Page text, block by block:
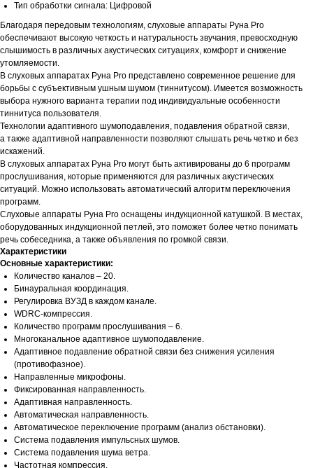
Тип обработки сигнала: Цифровой
Благодаря передовым технологиям, слуховые аппараты Руна Pro
обеспечивают высокую четкость и натуральность звучания, превосходную
слышимость в различных акустических ситуациях, комфорт и снижение
утомляемости.
В слуховых аппаратах Руна Pro представлено современное решение для
борьбы с субъективным ушным шумом (тиннитусом). Имеется возможность
выбора нужного варианта терапии под индивидуальные особенности
тиннитуса пользователя.
Технологии адаптивного шумоподавления, подавления обратной связи,
а также адаптивной направленности позволяют слышать речь четко и без
искажений.
В слуховых аппаратах Руна Pro могут быть активированы до 6 программ
прослушивания, которые применяются для различных акустических
ситуаций. Можно использовать автоматический алгоритм переключения
программ.
Слуховые аппараты Руна Pro оснащены индукционной катушкой. В местах,
оборудованных индукционной петлей, это поможет более четко понимать
речь собеседника, а также объявления по громкой связи.
Характеристики
Основные характеристики:
Количество каналов – 20.
Бинауральная координация.
Регулировка ВУЗД в каждом канале.
WDRC-компрессия.
Количество программ прослушивания – 6.
Многоканальное адаптивное шумоподавление.
Адаптивное подавление обратной связи без снижения усиления
(противофазное).
Направленные микрофоны.
Фиксированная направленность.
Адаптивная направленность.
Автоматическая направленность.
Автоматическое переключение программ (анализ обстановки).
Система подавления импульсных шумов.
Система подавления шума ветра.
Частотная компрессия.